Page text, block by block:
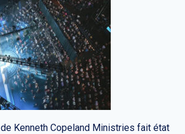
Kenneth Copeland Ministries fait état